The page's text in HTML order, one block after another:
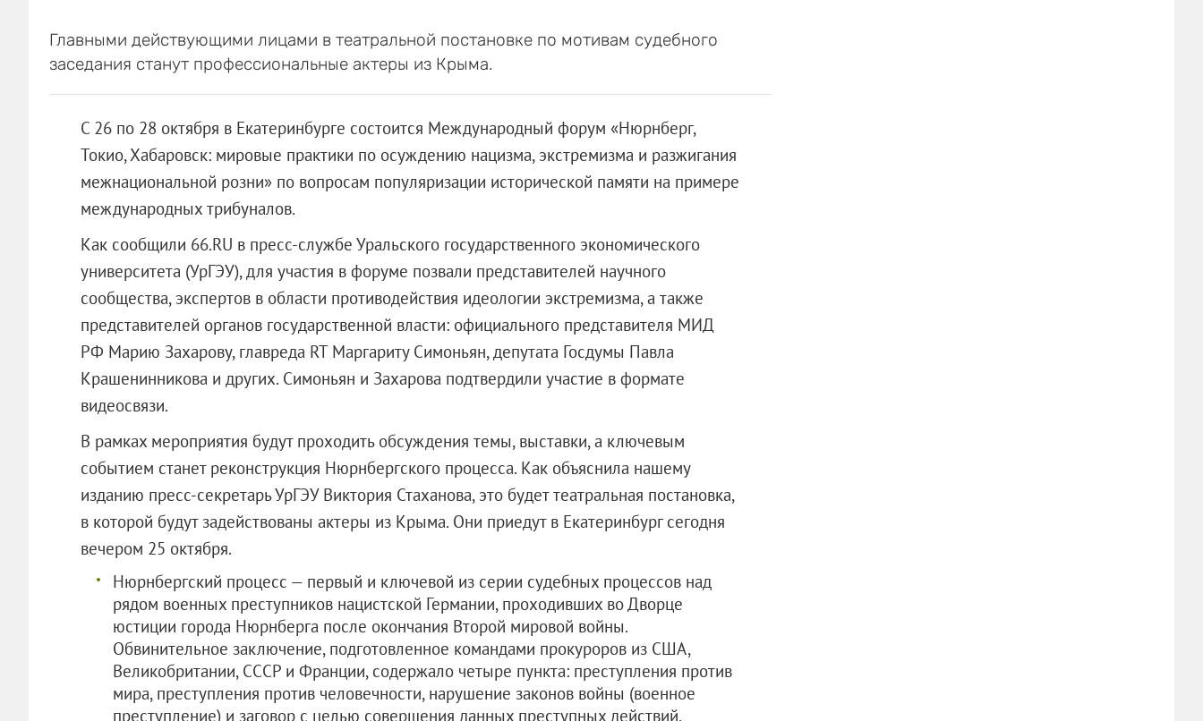
Главными действующими лицами в театральной постановке по мотивам судебного
заседания станут профессиональные актеры из Крыма.
С 26 по 28 октября в Екатеринбурге состоится Международный форум «Нюрнберг,
Токио, Хабаровск: мировые практики по осуждению нацизма, экстремизма и разжигания
межнациональной розни» по вопросам популяризации исторической памяти на примере
международных трибуналов.
Как сообщили 66.RU в пресс-службе Уральского государственного экономического
университета (УрГЭУ), для участия в форуме позвали представителей научного
сообщества, экспертов в области противодействия идеологии экстремизма, а также
представителей органов государственной власти: официального представителя МИД
РФ Марию Захарову, главреда RT Маргариту Симоньян, депутата Госдумы Павла
Крашенинникова и других. Симоньян и Захарова подтвердили участие в формате
видеосвязи.
В рамках мероприятия будут проходить обсуждения темы, выставки, а ключевым
событием станет реконструкция Нюрнбергского процесса. Как объяснила нашему
изданию пресс-секретарь УрГЭУ Виктория Стаханова, это будет театральная постановка,
в которой будут задействованы актеры из Крыма. Они приедут в Екатеринбург сегодня
вечером 25 октября.
Нюрнбергский процесс — первый и ключевой из серии судебных процессов над
рядом военных преступников нацистской Германии, проходивших во Дворце
юстиции города Нюрнберга после окончания Второй мировой войны.
Обвинительное заключение, подготовленное командами прокуроров из США,
Великобритании, СССР и Франции, содержало четыре пункта: преступления против
мира, преступления против человечности, нарушение законов войны (военное
преступление) и заговор с целью совершения данных преступных действий.